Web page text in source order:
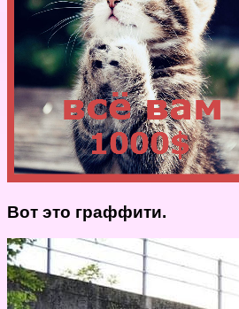
Вот это граффити.